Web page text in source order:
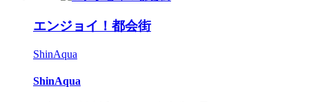
エンジョイ！都会街
ShinAqua
ShinAqua